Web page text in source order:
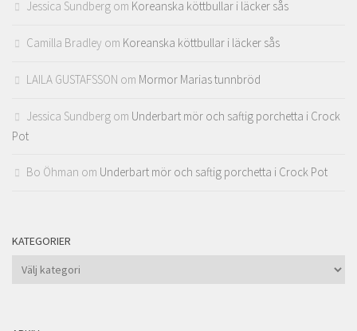
Jessica Sundberg om Koreanska köttbullar i läcker sås
Camilla Bradley om Koreanska köttbullar i läcker sås
LAILA GUSTAFSSON om Mormor Marias tunnbröd
Jessica Sundberg om Underbart mör och saftig porchetta i Crock
Pot
Bo Öhman om Underbart mör och saftig porchetta i Crock Pot
KATEGORIER
Kategorier